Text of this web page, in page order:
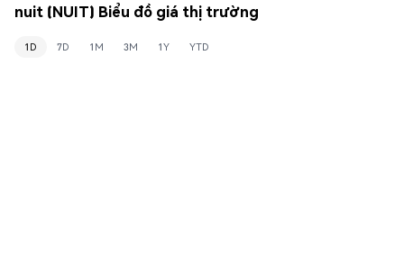
nuit (NUIT) Biểu đồ giá thị trường
1D 7D 1M 3M 1Y YTD